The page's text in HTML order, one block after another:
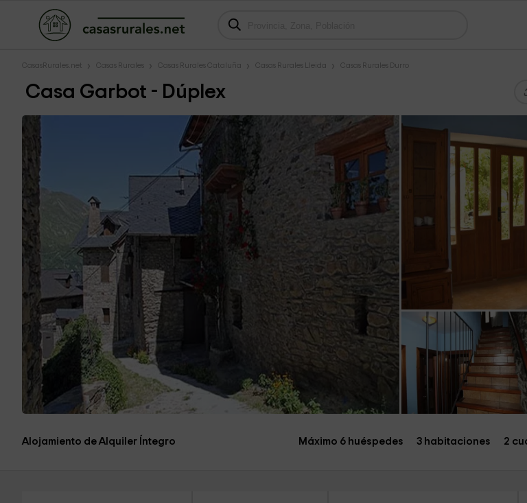
CasasRurales.net Casas Rurales Casas Rurales Cataluña Casas Rurales Lleida Casas Rurales Durro
Casa Garbot - Dúplex
Alojamiento de Alquiler Íntegro Máximo 6 huéspedes 3 habitaciones 2